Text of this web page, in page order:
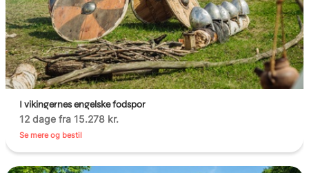
I vikingernes engelske fodspor
12 dage fra 15.278 kr.
Se mere og bestil